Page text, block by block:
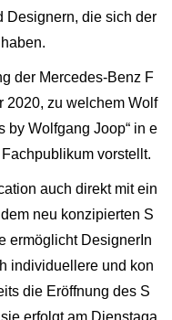
Designern, die sich der
der Mercedes-Benz F
2020, zu welchem Wolf
by Wolfgang Joop“ in e
vorstellt.
auch direkt mit ein
neu konzipierten S
ermöglicht DesignerIn
individuellere und kon
die Eröffnung des S
erfolgt am Dienstaga